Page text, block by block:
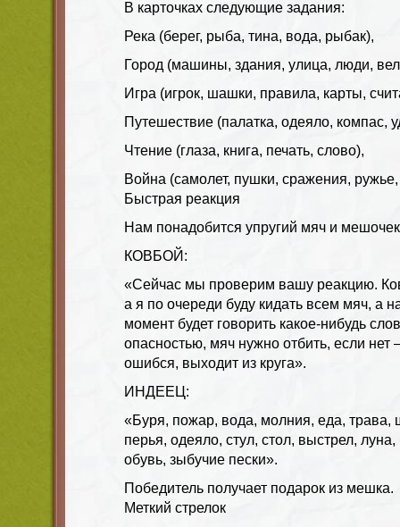
В карточках следующие задания:
Река (берег, рыба, тина, вода, рыбак),
Город (машины, здания, улица, люди,
Игра (игрок, шашки, правила, карты,
Путешествие (палатка, одеяло, компас,
Чтение (глаза, книга, печать, слово),
Война (самолет, пушки, сражения,
Быстрая реакция
Нам понадобится упругий мяч и
КОВБОЙ:
«Сейчас мы проверим вашу реакцию.
а я по очереди буду кидать всем мяч, а
момент будет говорить какое-нибудь
опасностью, мяч нужно отбить, если нет
ошибся, выходит из круга».
ИНДЕЕЦ:
«Буря, пожар, вода, молния, еда, трава,
перья, одеяло, стул, стол, выстрел,
обувь, зыбучие пески».
Победитель получает подарок из мешка.
Меткий стрелок